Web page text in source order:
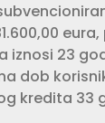
iznosi 23
dob
kredita 33